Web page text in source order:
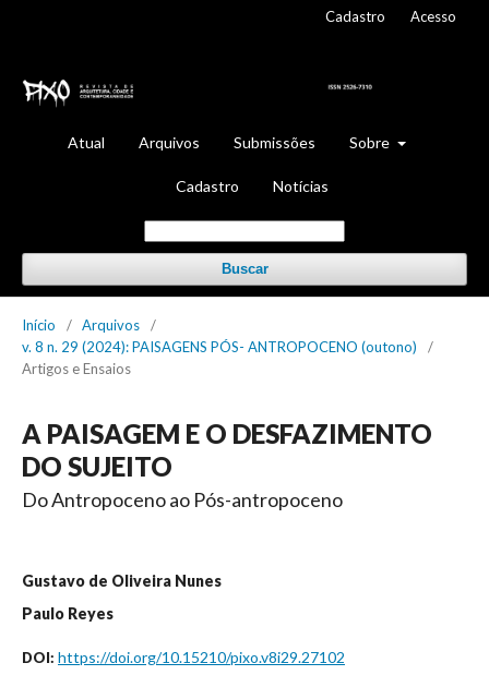
Atual Arquivos Submissões Sobre
Cadastro Notícias
Buscar
Cadastro Acesso
Início / Arquivos
/
v. 8 n. 29 (2024): PAISAGENS PÓS- ANTROPOCENO (outono)
/
Artigos e Ensaios
A PAISAGEM E O DESFAZIMENTO
DO SUJEITO
Do Antropoceno ao Pós-antropoceno
Gustavo de Oliveira Nunes
Paulo Reyes
DOI: https://doi.org/10.15210/pixo.v8i29.27102